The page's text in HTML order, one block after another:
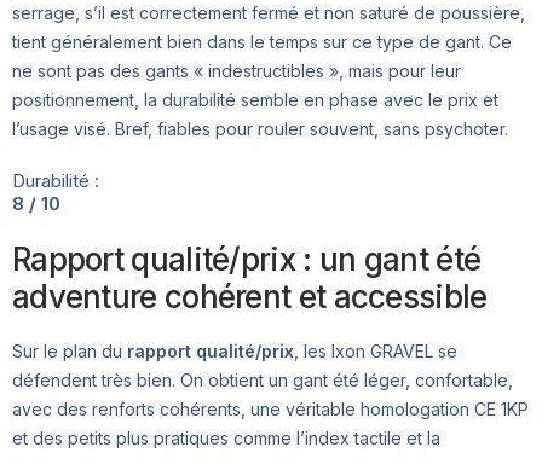
serrage, s’il est correctement fermé et non saturé de poussière,
tient généralement bien dans le temps sur ce type de gant. Ce
ne sont pas des gants « indestructibles », mais pour leur
positionnement, la durabilité semble en phase avec le prix et
l’usage visé. Bref, fiables pour rouler souvent, sans psychoter.
Durabilité :
8 / 10
Rapport qualité/prix : un gant été
adventure cohérent et accessible
Sur le plan du rapport qualité/prix , les Ixon GRAVEL se
défendent très bien. On obtient un gant été léger, confortable,
avec des renforts cohérents, une véritable homologation CE 1KP
et des petits plus pratiques comme l’index tactile et la